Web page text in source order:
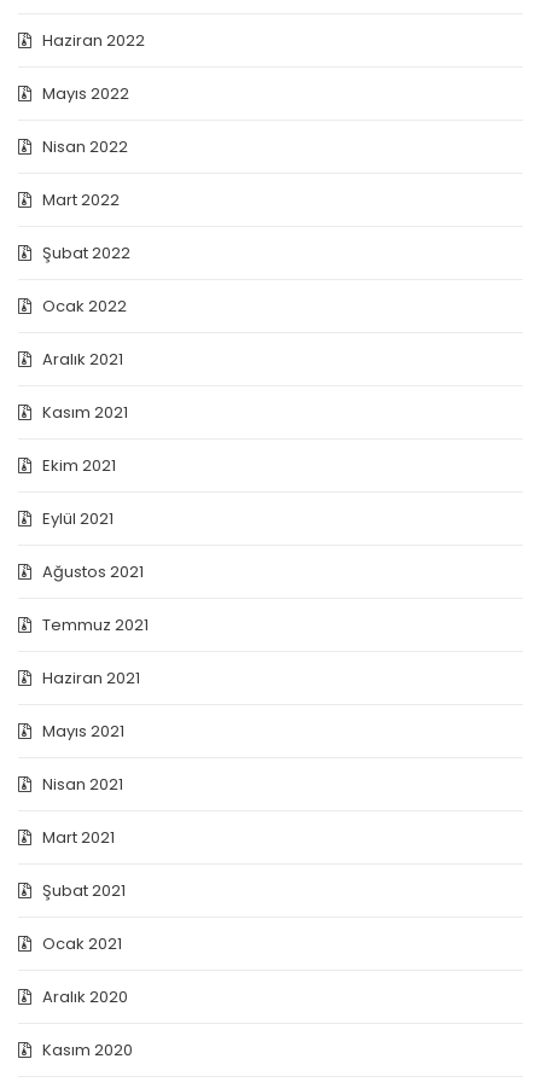
Haziran 2022
Mayıs 2022
Nisan 2022
Mart 2022
Şubat 2022
Ocak 2022
Aralık 2021
Kasım 2021
Ekim 2021
Eylül 2021
Ağustos 2021
Temmuz 2021
Haziran 2021
Mayıs 2021
Nisan 2021
Mart 2021
Şubat 2021
Ocak 2021
Aralık 2020
Kasım 2020